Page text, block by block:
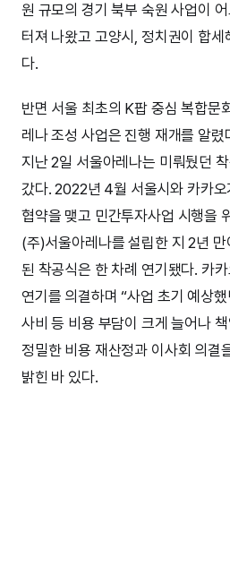
원 규모의 경기 북부 숙원 사업이
터져 나왔고 고양시, 정치권이 합
다.
반면 서울 최초의 K팝 중심 복합문
레나 조성 사업은 진행 재개를 알
지난 2일 서울아레나는 미뤄뒀던
갔다. 2022년 4월 서울시와 카카오
협약을 맺고 민간투자사업 시행을
(주)서울아레나를 설립한 지 2년
된 착공식은 한 차례 연기됐다. 카
연기를 의결하며 “사업 초기 예상
사비 등 비용 부담이 크게 늘어나
정밀한 비용 재산정과 이사회 의결
밝힌 바 있다.